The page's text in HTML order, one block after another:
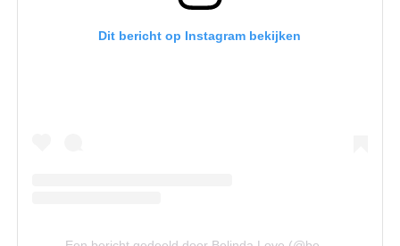
Dit bericht op Instagram bekijken